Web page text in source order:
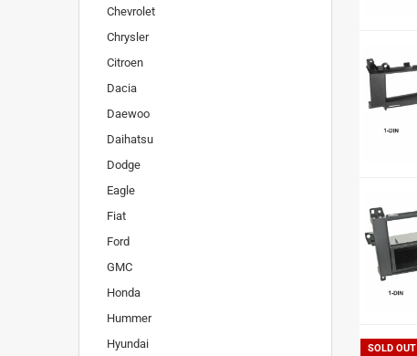
SOLD OUT
Chevrolet
Chrysler
Citroen
Dacia
Daewoo
Daihatsu
Dodge
Eagle
Fiat
Ford
GMC
Honda
Hummer
Hyundai